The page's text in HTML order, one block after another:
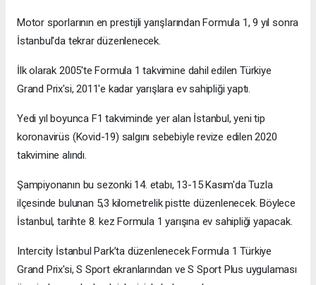
Motor sporlarının en prestijli yarışlarından Formula 1, 9 yıl sonra
İstanbul'da tekrar düzenlenecek.
İlk olarak 2005'te Formula 1 takvimine dahil edilen Türkiye
Grand Prix'si, 2011'e kadar yarışlara ev sahipliği yaptı.
Yedi yıl boyunca F1 takviminde yer alan İstanbul, yeni tip
koronavirüs (Kovid-19) salgını sebebiyle revize edilen 2020
takvimine alındı.
Şampiyonanın bu sezonki 14. etabı, 13-15 Kasım'da Tuzla
ilçesinde bulunan 5,3 kilometrelik pistte düzenlenecek. Böylece
İstanbul, tarihte 8. kez Formula 1 yarışına ev sahipliği yapacak.
Intercity İstanbul Park’ta düzenlenecek Formula 1 Türkiye
Grand Prix'si, S Sport ekranlarından ve S Sport Plus uygulaması